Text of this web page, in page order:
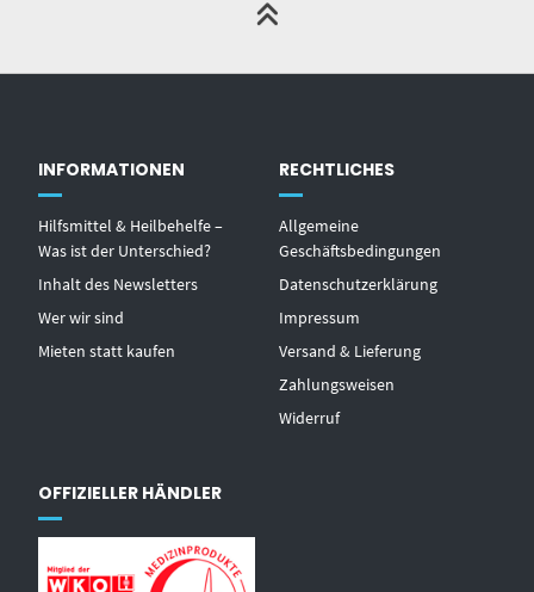
INFORMATIONEN
Hilfsmittel & Heilbehelfe –
Was ist der Unterschied?
Inhalt des Newsletters
Wer wir sind
Mieten statt kaufen
RECHTLICHES
Allgemeine
Geschäftsbedingungen
Datenschutzerklärung
Impressum
Versand & Lieferung
Zahlungsweisen
Widerruf
OFFIZIELLER HÄNDLER